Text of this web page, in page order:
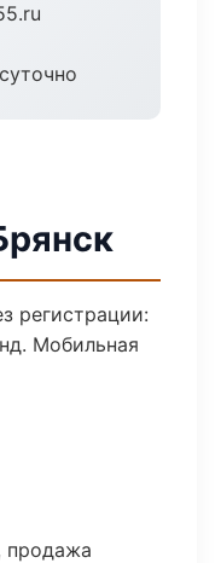
регистрации:
Мобильная
продажа